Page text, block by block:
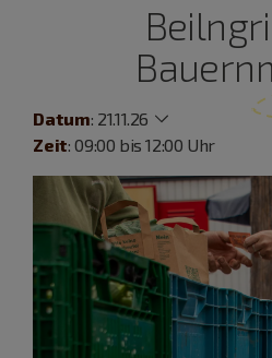
Datum: 21.11.26
Zeit: 09:00 bis 12:00 Uhr